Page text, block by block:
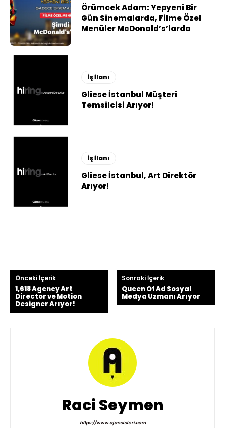
Örümcek Adam: Yepyeni Bir
Gün Sinemalarda, Filme Özel
Menüler McDonald’s’larda
İş İlanı
Gliese İstanbul Müşteri
Temsilcisi Arıyor!
İş İlanı
Gliese İstanbul, Art Direktör
Arıyor!
Önceki İçerik
1,618 Agency Art
Director ve Motion
Designer Arıyor!
Sonraki İçerik
Queen Of Ad Sosyal
Medya Uzmanı Arıyor
Raci Seymen
https://www.ajansisleri.com